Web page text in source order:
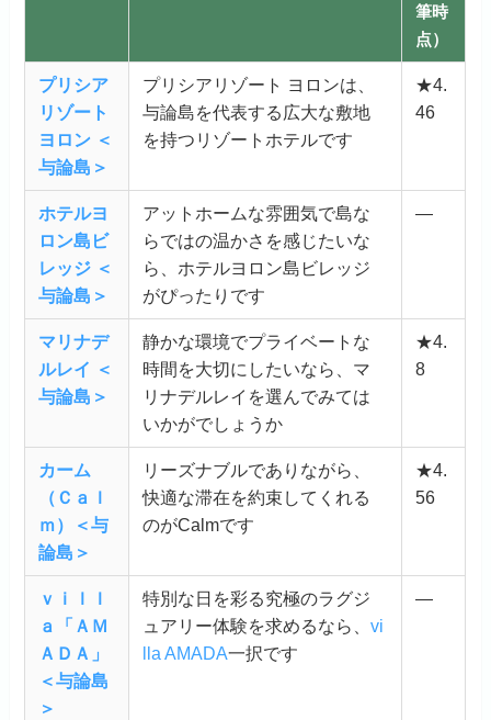
筆時
点）
プリシア
リゾート
ヨロン ＜
与論島＞
プリシアリゾート ヨロンは、
与論島を代表する広大な敷地
を持つリゾートホテルです
★4.
46
ホテルヨ
ロン島ビ
レッジ ＜
与論島＞
アットホームな雰囲気で島な
らではの温かさを感じたいな
ら、ホテルヨロン島ビレッジ
がぴったりです
—
マリナデ
ルレイ ＜
与論島＞
静かな環境でプライベートな
時間を大切にしたいなら、マ
リナデルレイを選んでみては
いかがでしょうか
★4.
8
カーム
（Ｃａｌ
ｍ）＜与
論島＞
リーズナブルでありながら、
快適な滞在を約束してくれる
のがCalmです
★4.
56
ｖｉｌｌ
ａ「ＡＭ
ＡＤＡ」
＜与論島
＞
特別な日を彩る究極のラグジ
ュアリー体験を求めるなら、vi
lla AMADA一択です
—